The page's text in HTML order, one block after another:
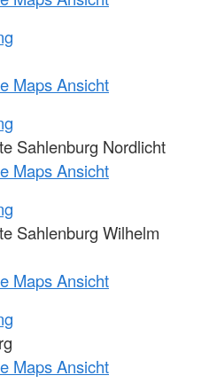
Maps Ansicht
Sahlenburg Nordlicht
Maps Ansicht
Sahlenburg Wilhelm
Maps Ansicht
Maps Ansicht